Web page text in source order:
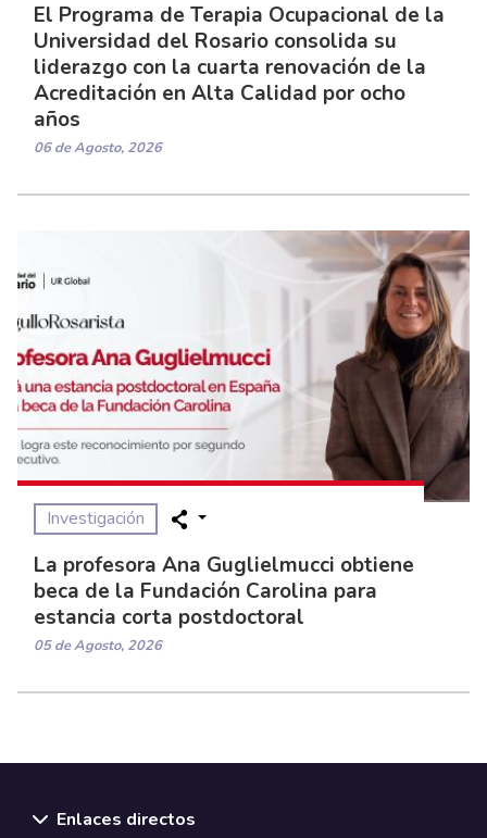
El Programa de Terapia Ocupacional de la
Universidad del Rosario consolida su
liderazgo con la cuarta renovación de la
Acreditación en Alta Calidad por ocho
años
06 de Agosto, 2026
Investigación
La profesora Ana Guglielmucci obtiene
beca de la Fundación Carolina para
estancia corta postdoctoral
05 de Agosto, 2026
Enlaces directos